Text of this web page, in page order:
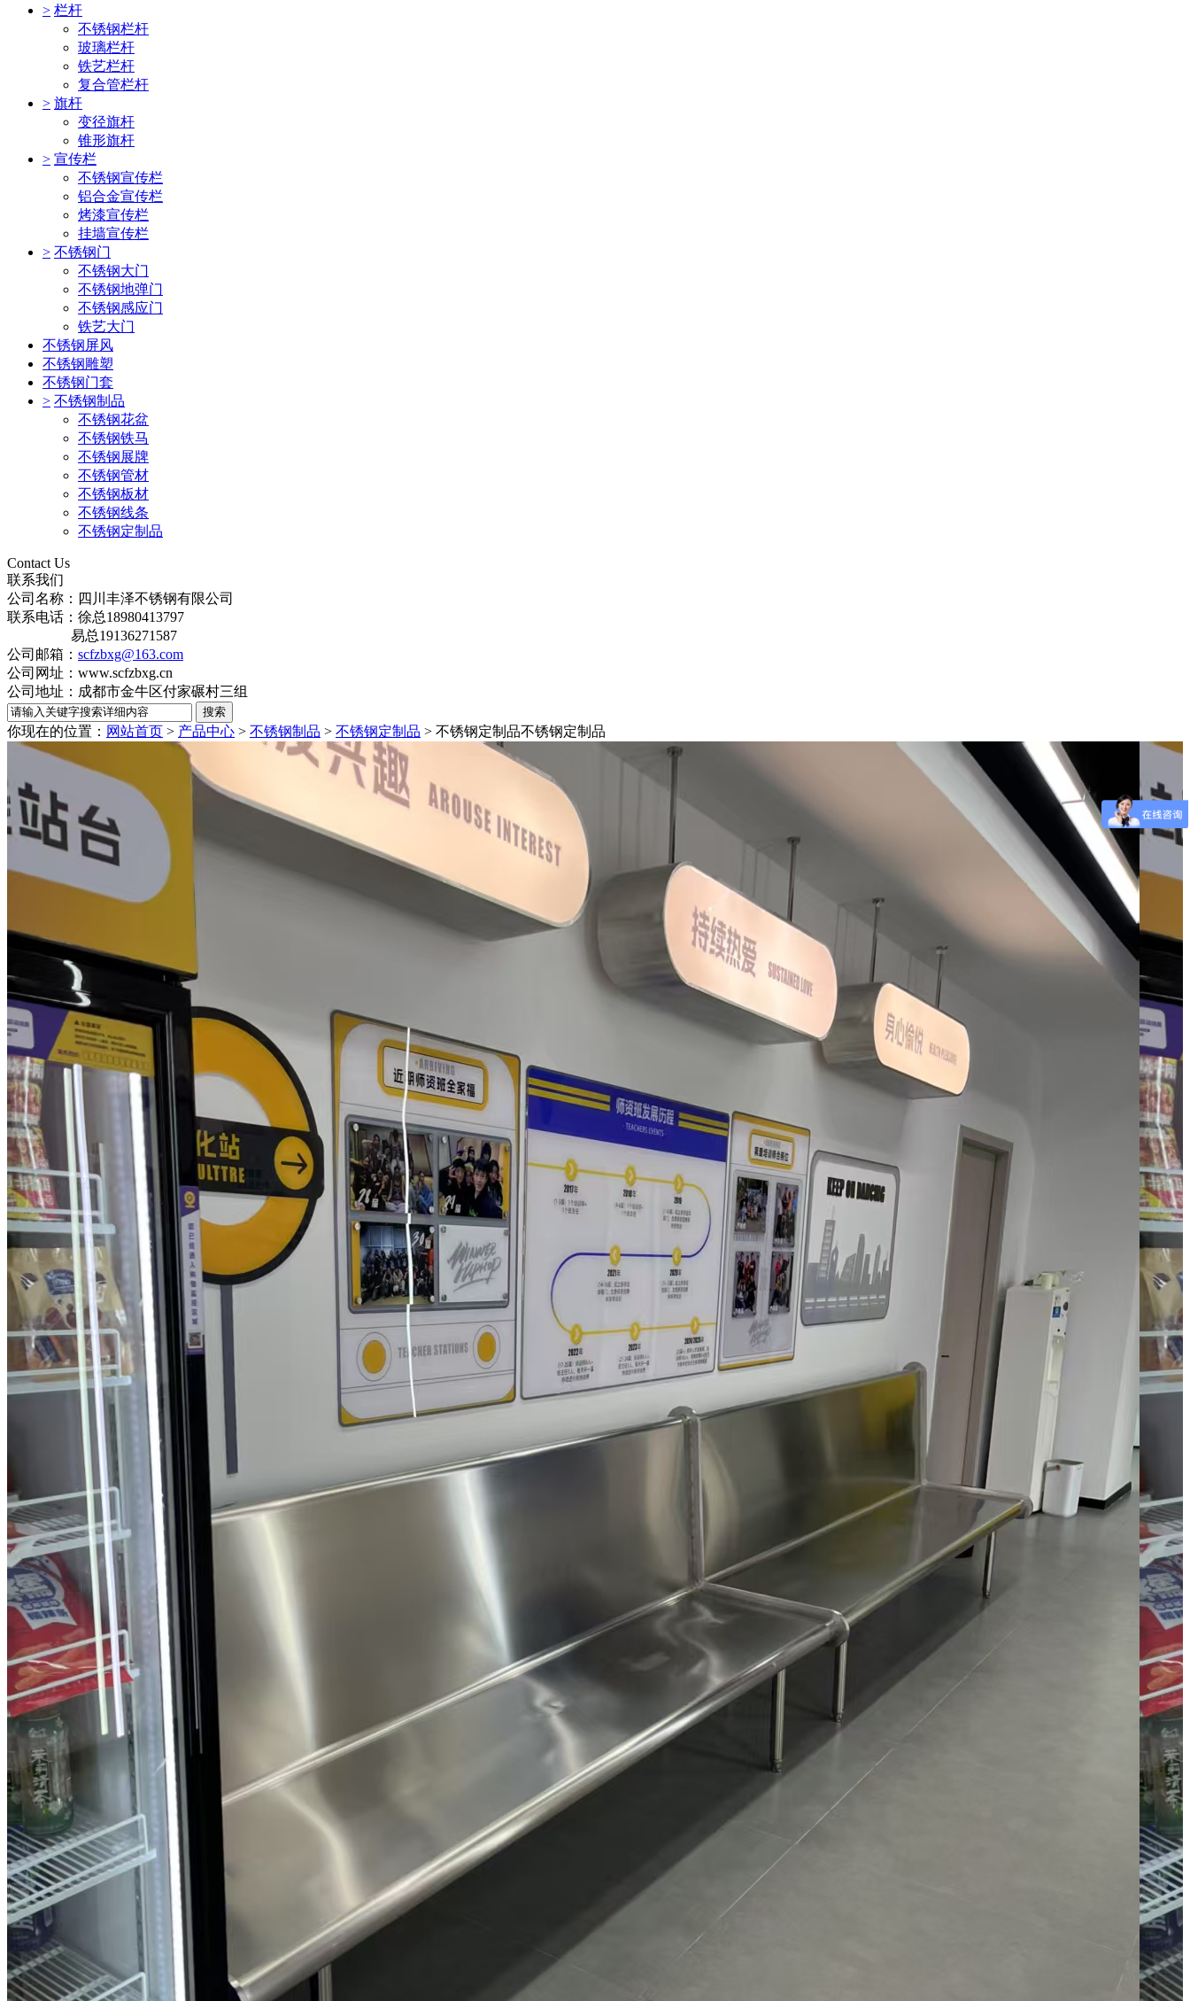
> 栏杆
不锈钢栏杆
玻璃栏杆
铁艺栏杆
复合管栏杆
> 旗杆
变径旗杆
锥形旗杆
> 宣传栏
不锈钢宣传栏
铝合金宣传栏
烤漆宣传栏
挂墙宣传栏
> 不锈钢门
不锈钢大门
不锈钢地弹门
不锈钢感应门
铁艺大门
不锈钢屏风
不锈钢雕塑
不锈钢门套
> 不锈钢制品
不锈钢花盆
不锈钢铁马
不锈钢展牌
不锈钢管材
不锈钢板材
不锈钢线条
不锈钢定制品
Contact Us
联系我们
公司名称：四川丰泽不锈钢有限公司
联系电话：徐总18980413797
易总19136271587
公司邮箱： scfzbxg@163.com
公司网址：www.scfzbxg.cn
公司地址：成都市金牛区付家碾村三组
你现在的位置： 网站首页 > 产品中心 > 不锈钢制品 > 不锈钢定制品 > 不锈钢定制品不锈钢定制品